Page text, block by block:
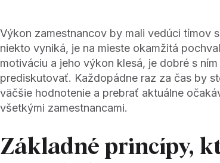
Výkon zamestnancov by mali vedúci tímov
niekto vyniká, je na mieste okamžitá
motiváciu a jeho výkon klesá, je dobré s
prediskutovať. Každopádne raz za čas by
väčšie hodnotenie a prebrať aktuálne
všetkými zamestnancami.
Základné princípy,